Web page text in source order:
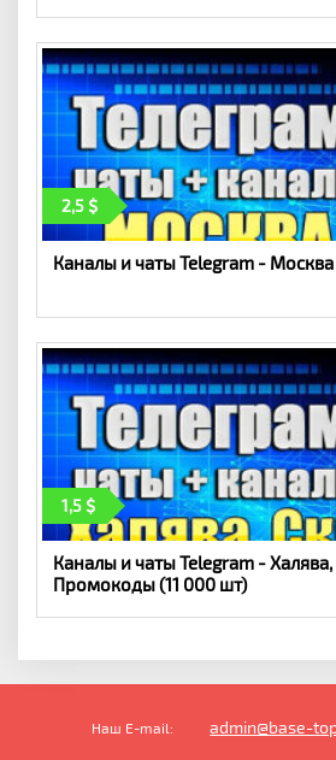
2,5
Каналы и чаты Telegram -
1,5
Каналы и чаты Telegram -
Промокоды (11 000 шт)
Наш E-mail: admin@base-